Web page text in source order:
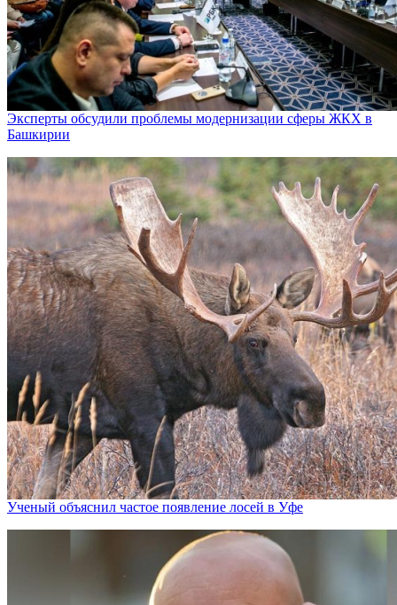
Эксперты обсудили проблемы модернизации сферы ЖКХ в
Башкирии
Ученый объяснил частое появление лосей в Уфе